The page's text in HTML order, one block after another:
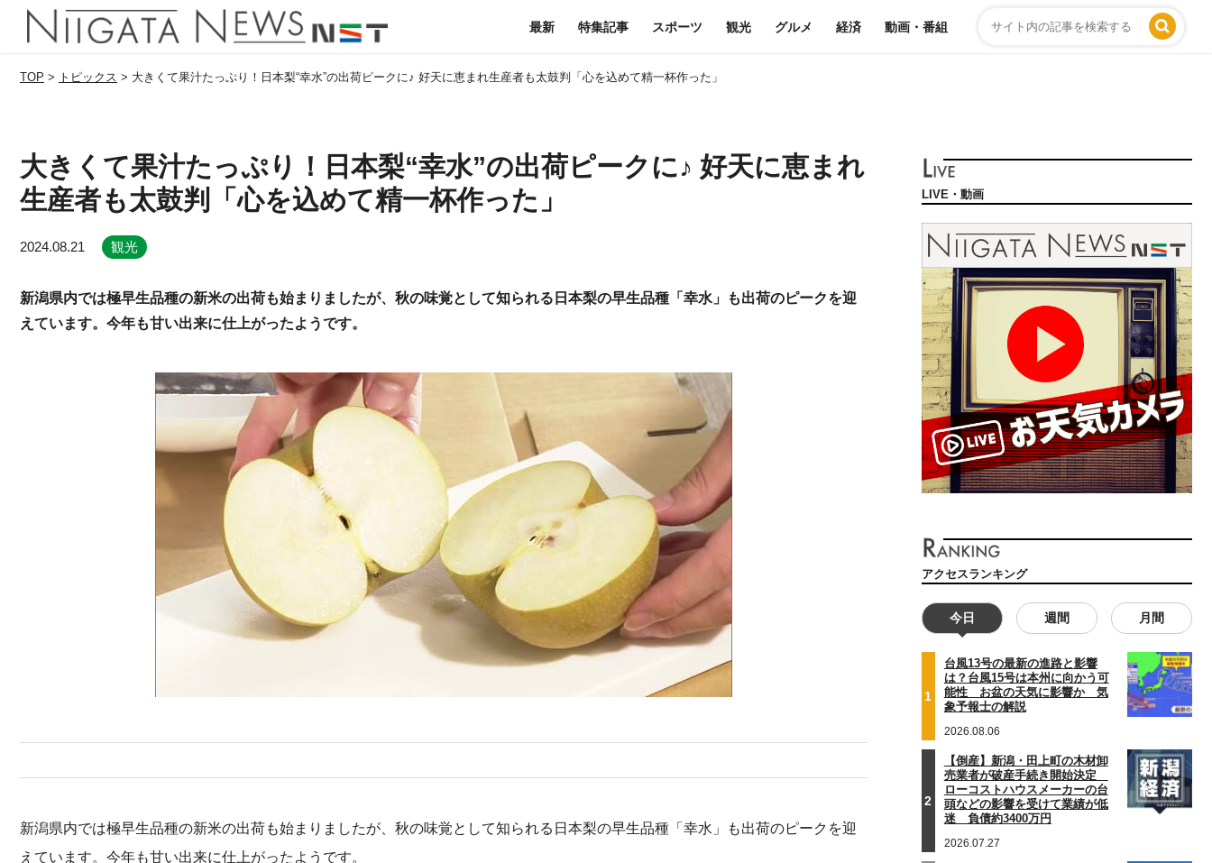
最新 特集記事 スポーツ 観光 グルメ 経済 動画・番組
TOP > トピックス > 大きくて果汁たっぷり！日本梨“幸水”の出荷ピークに♪ 好天に恵まれ生産者も太鼓判「心を込めて精一杯作った」
大きくて果汁たっぷり！日本梨“幸水”の出荷ピークに♪ 好天に恵まれ
生産者も太鼓判「心を込めて精一杯作った」
2024.08.21 観光
新潟県内では極早生品種の新米の出荷も始まりましたが、秋の味覚として知られる日本梨の早生品種「幸水」も出荷のピークを迎
えています。今年も甘い出来に仕上がったようです。
新潟県内では極早生品種の新米の出荷も始まりましたが、秋の味覚として知られる日本梨の早生品種「幸水」も出荷のピークを迎
えています。今年も甘い出来に仕上がったようです。
LIVE・動画
アクセスランキング
今日 週間 月間
1
台風13号の最新の進路と影響
は？台風15号は本州に向かう可
能性 お盆の天気に影響か 気
象予報士の解説
2026.08.06
2
【倒産】新潟・田上町の木材卸
売業者が破産手続き開始決定
ローコストハウスメーカーの台
頭などの影響を受けて業績が低
迷 負債約3400万円
2026.07.27